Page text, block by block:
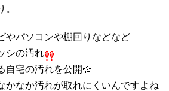
やパソコンや棚回りなどなど
シの汚れ
自宅の汚れを公開💦
かなか汚れが取れにくいんですよね